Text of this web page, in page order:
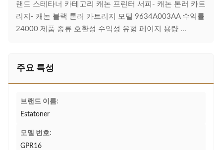
랜드 스테타너 카테고리 캐논 프린터 서피- 캐논 톤러 카트
리지- 캐논 블랙 톤러 카트리지 모델 9634A003AA 수익률
24000 제품 종류 호환성 수익성 유형 페이지 용량 ...
주요 특성
브랜드 이름:
Estatoner
모델 번호:
GPR16